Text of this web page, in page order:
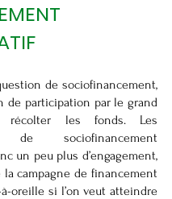
de sociofinancement,
de participation par le grand
récolter les fonds. Les
de sociofinancement
un peu plus d’engagement,
la campagne de financement
oreille si l’on veut atteindre